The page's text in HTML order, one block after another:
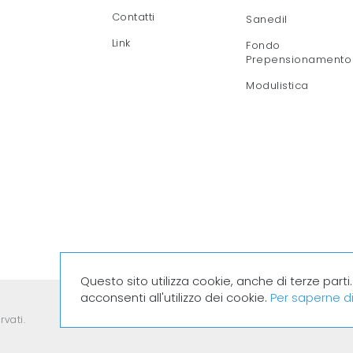
Questo sito utilizza cookie, anche di terze
acconsenti all'utilizzo dei cookie. Per saperne
Contatti
Link
Sanedil
Fondo
Prepensionamento
Modulistica